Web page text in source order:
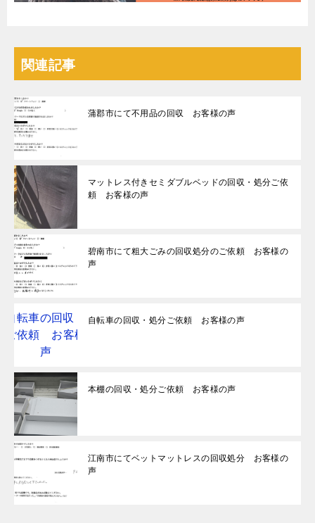
関連記事
蒲郡市にて不用品の回収 お客様の声
マットレス付きセミダブルベッドの回収・処分ご依
頼 お客様の声
碧南市にて粗大ごみの回収処分のご依頼 お客様の
声
自転車の回収・処分ご依頼 お客様の声
本棚の回収・処分ご依頼 お客様の声
江南市にてベットマットレスの回収処分 お客様の
声